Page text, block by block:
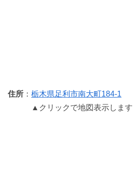
住所 ： 栃木県足利市南大町184-1
▲クリックで地図表示します